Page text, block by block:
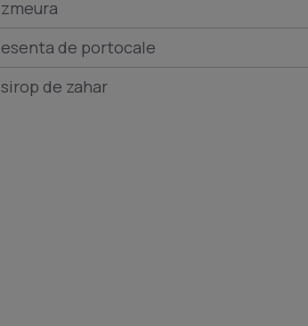
zmeura
esenta de portocale
sirop de zahar